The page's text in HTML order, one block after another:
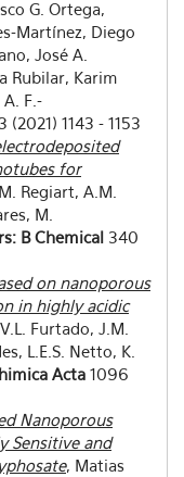
G. Ortega,
Martínez, Diego
José A.
Rubilar, Karim
F.-
(2021) 1143 - 1153
for
Regiart, A.M.
M.
B Chemical 340
on nanoporous
in highly acidic
Furtado, J.M.
L.E.S. Netto, K.
Acta 1096
Nanoporous
Sensitive and
, Matias